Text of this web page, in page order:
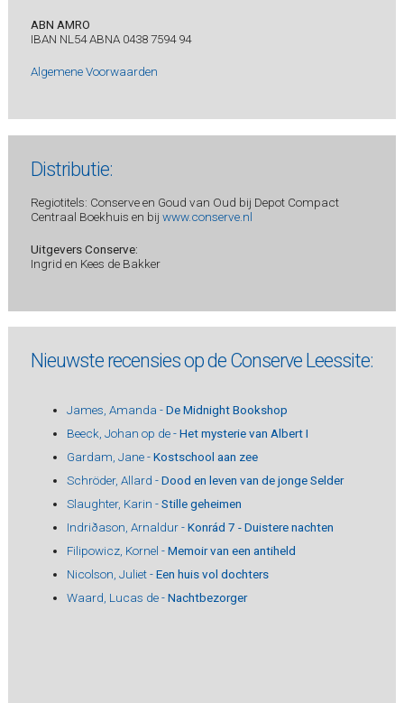
ABN AMRO
IBAN NL54 ABNA 0438 7594 94
Algemene Voorwaarden
Distributie:
Regiotitels: Conserve en Goud van Oud bij Depot Compact
Centraal Boekhuis en bij www.conserve.nl
Uitgevers Conserve:
Ingrid en Kees de Bakker
Nieuwste recensies op de Conserve Leessite:
James, Amanda -De Midnight Bookshop
Beeck, Johan op de -Het mysterie van Albert I
Gardam, Jane -Kostschool aan zee
Schröder, Allard -Dood en leven van de jonge Selder
Slaughter, Karin -Stille geheimen
Indriðason, Arnaldur -Konrád 7 - Duistere nachten
Filipowicz, Kornel -Memoir van een antiheld
Nicolson, Juliet -Een huis vol dochters
Waard, Lucas de -Nachtbezorger